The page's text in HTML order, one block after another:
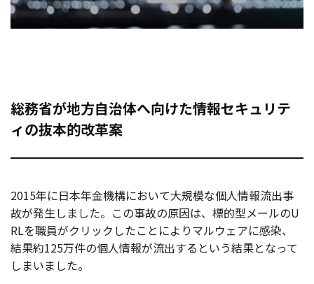
総務省が地方自治体へ向けた情報セキュリテ
ィの抜本的改革案
2015年に日本年金機構において大規模な個人情報流出事
故が発生しました。この事故の原因は、標的型メールのU
RLを職員がクリックしたことによりマルウェアに感染、
結果約125万件の個人情報が流出するという結果となって
しまいました。